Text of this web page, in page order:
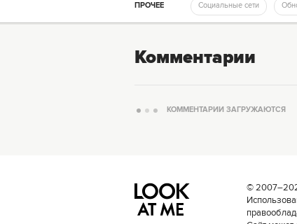
ПРОЧЕЕ Социальные сети
Комментарии
КОММЕНТАРИИ ЗАГРУЖАЮТСЯ
©